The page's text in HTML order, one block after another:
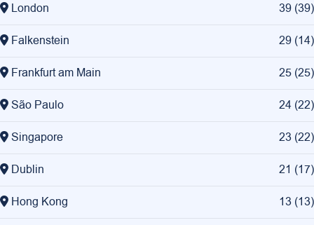
London 39 (39)
Falkenstein 29 (14)
Frankfurt am Main 25 (25)
São Paulo 24 (22)
Singapore 23 (22)
Dublin 21 (17)
Hong Kong 13 (13)